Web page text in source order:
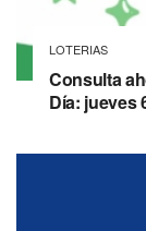
LOTERIAS
Consulta
Día: jueves